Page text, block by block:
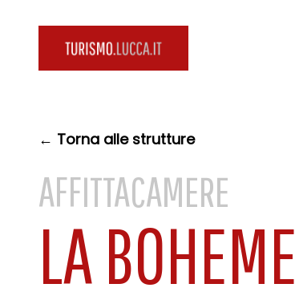
← Torna alle strutture
AFFITTACAMERE
LA BOHEME